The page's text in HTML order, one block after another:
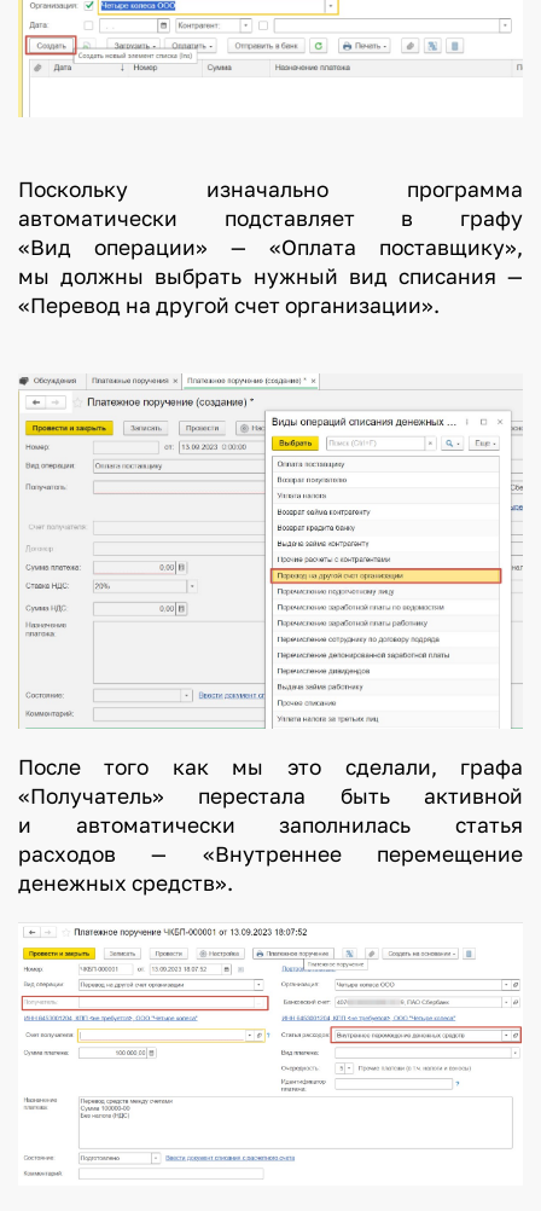
Поскольку изначально программа
автоматически подставляет в графу
«Вид операции» — «Оплата поставщику»,
мы должны выбрать нужный вид списания —
«Перевод на другой счет организации».
После того как мы это сделали, графа
«Получатель» перестала быть активной
и автоматически заполнилась статья
расходов — «Внутреннее перемещение
денежных средств».